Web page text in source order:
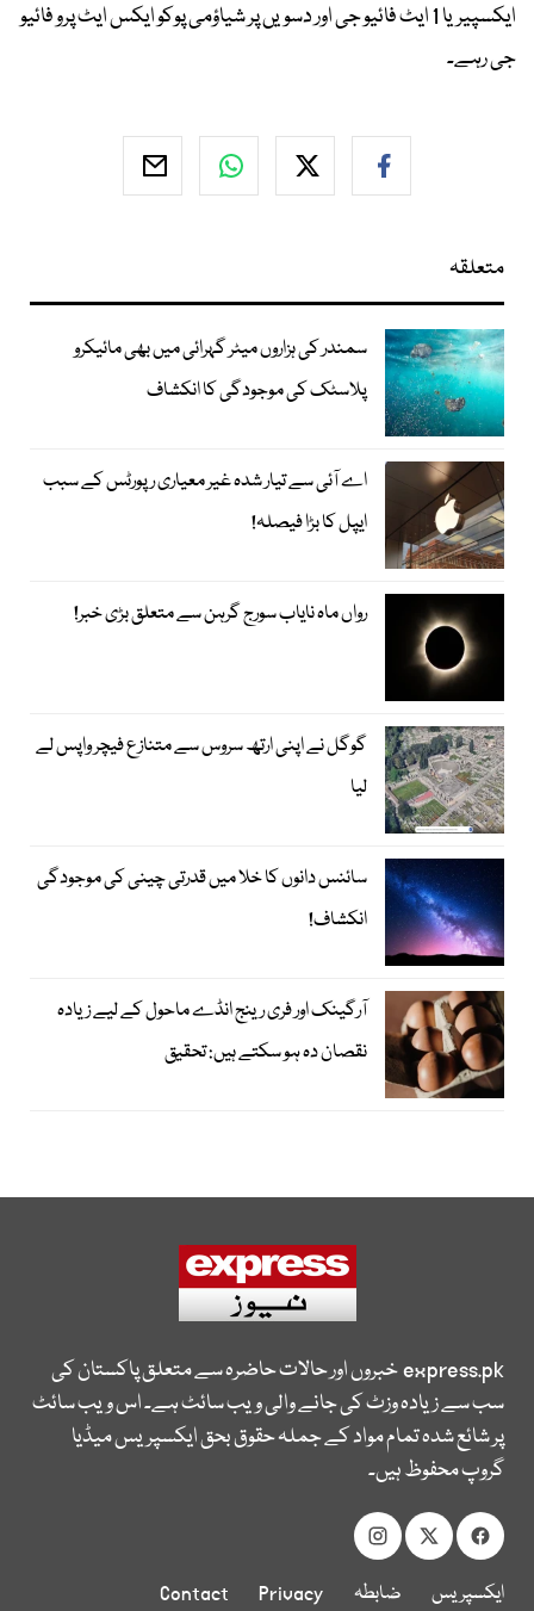
ایکسپیریا 1 ایٹ فائیو جی اور دسویں پر شیاؤمی پوکو ایکس ایٹ پرو فائیو
جی رہے۔
متعلقہ
سمندر کی ہزاروں میٹر گہرائی میں بھی مائیکرو
پلاسٹک کی موجودگی کا انکشاف
اے آئی سے تیار شدہ غیر معیاری رپورٹس کے سبب
ایپل کا بڑا فیصلہ!
رواں ماہ نایاب سورج گرہن سے متعلق بڑی خبر!
گوگل نے اپنی ارتھ سروس سے متنازع فیچر واپس لے
لیا
سائنس دانوں کا خلا میں قدرتی چینی کی موجودگی
انکشاف!
آرگینک اور فری رینج انڈے ماحول کے لیے زیادہ
نقصان دہ ہو سکتے ہیں: تحقیق
express.pkخبروں اور حالات حاضرہ سے متعلق پاکستان کی
سب سے زیادہ وزٹ کی جانے والی ویب سائٹ ہے۔ اس ویب سائٹ
پر شائع شدہ تمام مواد کے جملہ حقوق بحق ایکسپریس میڈیا
گروپ محفوظ ہیں۔
ایکسپریس
ضابطہ
Privacy
Contact